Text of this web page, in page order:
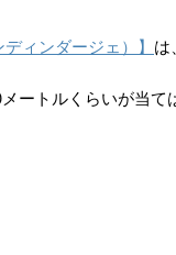
ィンダージェ）】 は
ートルくらいが当て